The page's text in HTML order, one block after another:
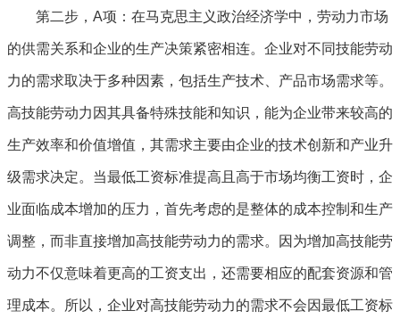
第二步，A项：在马克思主义政治经济学中，劳动力市场
的供需关系和企业的生产决策紧密相连。企业对不同技能劳动
力的需求取决于多种因素，包括生产技术、产品市场需求等。
高技能劳动力因其具备特殊技能和知识，能为企业带来较高的
生产效率和价值增值，其需求主要由企业的技术创新和产业升
级需求决定。当最低工资标准提高且高于市场均衡工资时，企
业面临成本增加的压力，首先考虑的是整体的成本控制和生产
调整，而非直接增加高技能劳动力的需求。因为增加高技能劳
动力不仅意味着更高的工资支出，还需要相应的配套资源和管
理成本。所以，企业对高技能劳动力的需求不会因最低工资标